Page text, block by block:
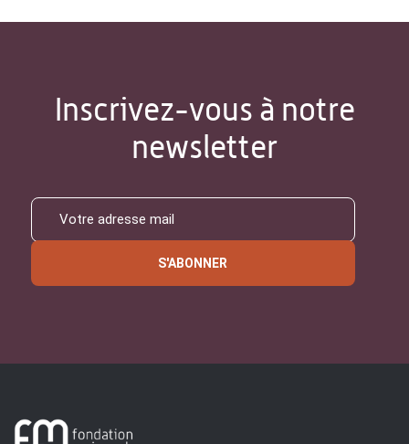
Inscrivez-vous à notre
newsletter
S'ABONNER